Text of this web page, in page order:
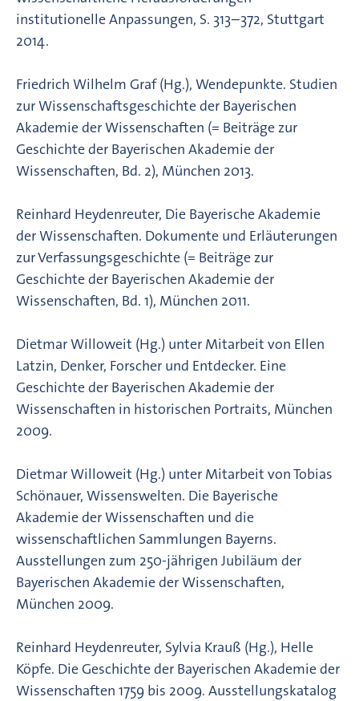
institutionelle Anpassungen, S. 313–372, Stuttgart
2014.
Friedrich Wilhelm Graf (Hg.), Wendepunkte. Studien
zur Wissenschaftsgeschichte der Bayerischen
Akademie der Wissenschaften (= Beiträge zur
Geschichte der Bayerischen Akademie der
Wissenschaften, Bd. 2), München 2013.
Reinhard Heydenreuter, Die Bayerische Akademie
der Wissenschaften. Dokumente und Erläuterungen
zur Verfassungsgeschichte (= Beiträge zur
Geschichte der Bayerischen Akademie der
Wissenschaften, Bd. 1), München 2011.
Dietmar Willoweit (Hg.) unter Mitarbeit von Ellen
Latzin, Denker, Forscher und Entdecker. Eine
Geschichte der Bayerischen Akademie der
Wissenschaften in historischen Portraits, München
2009.
Dietmar Willoweit (Hg.) unter Mitarbeit von Tobias
Schönauer, Wissenswelten. Die Bayerische
Akademie der Wissenschaften und die
wissenschaftlichen Sammlungen Bayerns.
Ausstellungen zum 250-jährigen Jubiläum der
Bayerischen Akademie der Wissenschaften,
München 2009.
Reinhard Heydenreuter, Sylvia Krauß (Hg.), Helle
Köpfe. Die Geschichte der Bayerischen Akademie der
Wissenschaften 1759 bis 2009. Ausstellungskatalog